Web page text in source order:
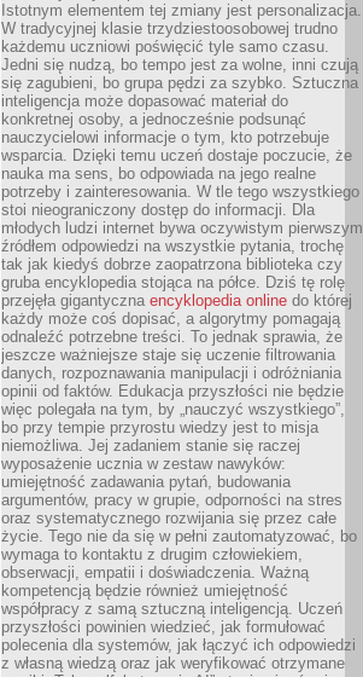
Istotnym elementem tej zmiany jest personalizacja.
W tradycyjnej klasie trzydziestoosobowej trudno
każdemu uczniowi poświęcić tyle samo czasu.
Jedni się nudzą, bo tempo jest za wolne, inni czują
się zagubieni, bo grupa pędzi za szybko. Sztuczna
inteligencja może dopasować materiał do
konkretnej osoby, a jednocześnie podsunąć
nauczycielowi informacje o tym, kto potrzebuje
wsparcia. Dzięki temu uczeń dostaje poczucie, że
nauka ma sens, bo odpowiada na jego realne
potrzeby i zainteresowania. W tle tego wszystkiego
stoi nieograniczony dostęp do informacji. Dla
młodych ludzi internet bywa oczywistym pierwszym
źródłem odpowiedzi na wszystkie pytania, trochę
tak jak kiedyś dobrze zaopatrzona biblioteka czy
gruba encyklopedia stojąca na półce. Dziś tę rolę
przejęła gigantyczna encyklopedia online do której
każdy może coś dopisać, a algorytmy pomagają
odnaleźć potrzebne treści. To jednak sprawia, że
jeszcze ważniejsze staje się uczenie filtrowania
danych, rozpoznawania manipulacji i odróżniania
opinii od faktów. Edukacja przyszłości nie będzie
więc polegała na tym, by „nauczyć wszystkiego”,
bo przy tempie przyrostu wiedzy jest to misja
niemożliwa. Jej zadaniem stanie się raczej
wyposażenie ucznia w zestaw nawyków:
umiejętność zadawania pytań, budowania
argumentów, pracy w grupie, odporności na stres
oraz systematycznego rozwijania się przez całe
życie. Tego nie da się w pełni zautomatyzować, bo
wymaga to kontaktu z drugim człowiekiem,
obserwacji, empatii i doświadczenia. Ważną
kompetencją będzie również umiejętność
współpracy z samą sztuczną inteligencją. Uczeń
przyszłości powinien wiedzieć, jak formułować
polecenia dla systemów, jak łączyć ich odpowiedzi
z własną wiedzą oraz jak weryfikować otrzymane